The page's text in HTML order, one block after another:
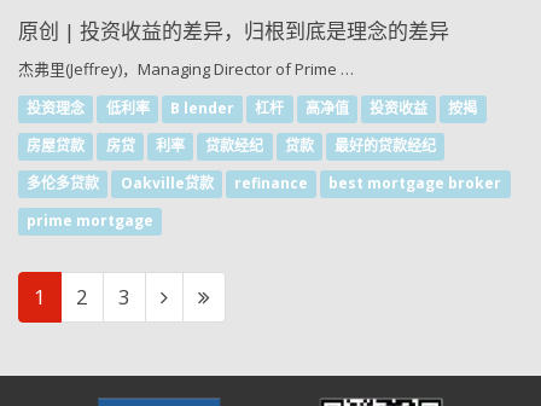
原创 | 投资收益的差异，归根到底是理念的差异
杰弗里(Jeffrey)，Managing Director of Prime …
投资理念 低利率 B lender 杠杆 高净值 投资收益
按揭
房屋贷款
房贷 利率 贷款经纪 贷款
最好的贷款经纪
多伦多贷款
Oakville贷款 refinance
best mortgage broker
prime mortgage
1 2 3